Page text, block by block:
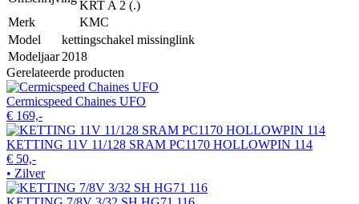
KRT A 2 (.)
Merk
KMC
Model
kettingschakel missinglink
Modeljaar 2018
Gerelateerde producten
Cermicspeed Chaines UFO
€ 169,-
KETTING 11V 11/128 SRAM PC1170 HOLLOWPIN 114
€ 50,-
• Zilver